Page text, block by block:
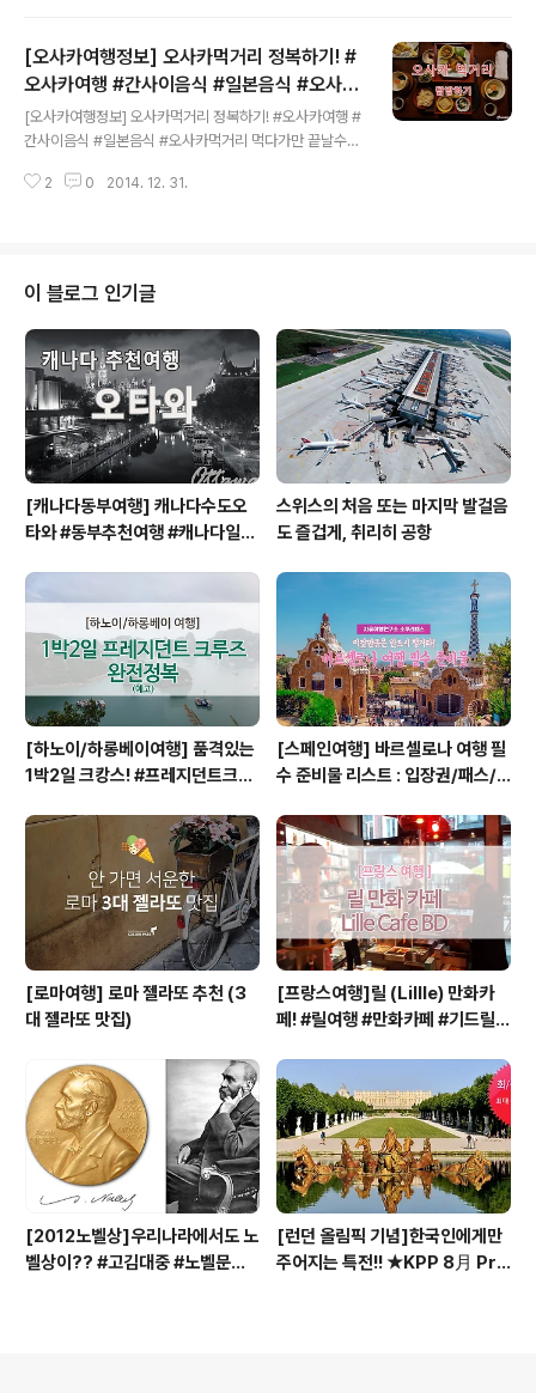
으신 분들 위해 준비한 오사카 주유패스에 대한 이야기 이
제부터 한 번 보실까요? 먼저 오사카 주유패스를 구입하고,
사용하기 전에 이게 뭐하는 놈인가.. 정도는 아셔야겠죠?
백문이 불여일견! 뽀샤시한 자태의 오사카 주유패스부터
보시고 시작하시죠! 오사카의 명소들이 프린팅된 티켓들!
오사카 주유패스는 1일권 / 2일권으로 나눠져있습니다 ^0
[오사카여행정보] 오사카먹거리 정복하기! #
오사카여행 #간사이음식 #일본음식 #오사카
먹거리
[오사카여행정보] 오사카먹거리 정복하기! #오사카여행 #
간사이음식 #일본음식 #오사카먹거리 먹다가만 끝날수도
는 쿠이다오레(くいだおれ)라는 말이있습니다.'먹다 죽는
다. 다같이 침 흘리면서 스크롤링 고고싱! #타코야키 #た
こ焼き #Takoyaki 오사카먹거리 ㅣ 오사카의 대표 먹거
리 타코야끼!!!동글동글한 밀가루빵 안에 문어를 넣어 쫄깃
거리는 식감을 더한 음식입니다.타코야끼의 원조인 오사카
에서는 가게마다 조금 다른 맛의 타코야끼를 즐길수 있습
니다.겉 표면이 식었다고해서 한번에 다 ..
2 0 2014. 12. 31.
이 블로그 인기글
[캐나다동부여행] 캐나다수도오
타와 #동부추천여행 #캐나다일주
A
스위스의 처음 또는 마지막 발걸음
도 즐겁게, 취리히 공항
[하노이/하롱베이여행] 품격있는
1박2일 크캉스! #프레지던트크루
[스페인여행] 바르셀로나 여행 필
수 준비물 리스트 : 입장권/패스/
[로마여행] 로마 젤라또 추천 (3
대 젤라또 맛집)
[프랑스여행]릴 (Lillle) 만화카
페! #릴여행 #만화카페 #기드릴 #
[2012노벨상]우리나라에서도 노
벨상이?? #고김대중 #노벨문학
[런던 올림픽 기념]한국인에게만
주어지는 특전!! ★KPP 8月 Pro